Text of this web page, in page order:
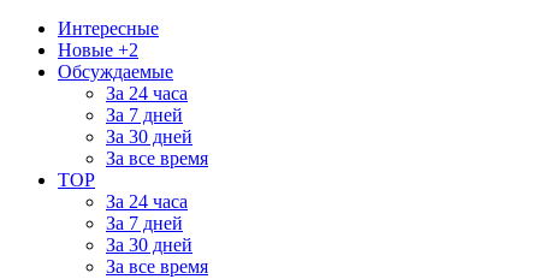
Интересные
Новые +2
Обсуждаемые
За 24 часа
За 7 дней
За 30 дней
За все время
TOP
За 24 часа
За 7 дней
За 30 дней
За все время